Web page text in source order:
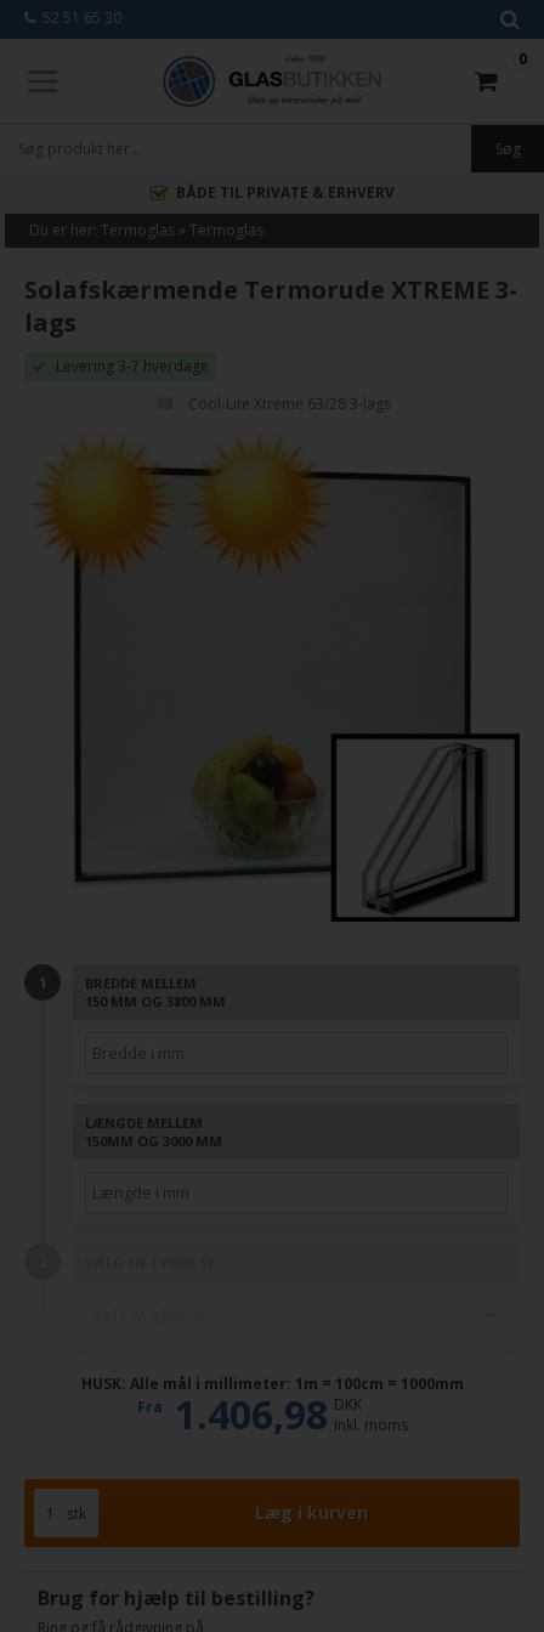
52 51 65 30
0
BÅDE TIL PRIVATE & ERHVERV
Du er her:Termoglas »Termoglas
Solafskærmende Termorude XTREME 3-
lags
Levering 3-7 hverdage
Cool-Lite Xtreme 63/28 3-lags
BREDDE MELLEM
150 MM OG 3800 MM
LÆNGDE MELLEM
150MM OG 3000 MM
HUSK: Alle mål i millimeter: 1m = 100cm = 1000mm
Fra
1.406,98 DKK
inkl. moms
stk
Brug for hjælp til bestilling?
Ring og få rådgivning på